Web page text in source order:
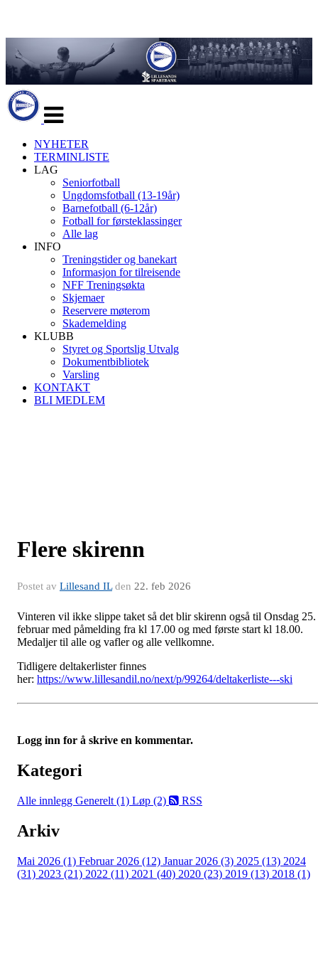
navigasjon
NYHETER
TERMINLISTE
LAG
Seniorfotball
Ungdomsfotball (13-19år)
Barnefotball (6-12år)
Fotball for førsteklassinger
Alle lag
INFO
Treningstider og banekart
Informasjon for tilreisende
NFF Treningsøkta
Skjemaer
Reservere møterom
Skademelding
KLUBB
Styret og Sportslig Utvalg
Dokumentbibliotek
Varsling
KONTAKT
BLI MEDLEM
Flere skirenn
Postet av Lillesand ILden 22. feb 2026
Vinteren vil ikke slippe taket så det blir skirenn også til Onsdag 25.
februar med påmelding fra kl 17.00 og med første start kl 18.00.
Medaljer til alle og vafler og alle vellkomne.
Tidligere deltakerlister finnes
her: https://www.lillesandil.no/next/p/99264/deltakerliste---ski
Logg inn for å skrive en kommentar.
Kategori
Alle innlegg Generelt (1) Løp (2) RSS
Arkiv
Mai 2026 (1) Februar 2026 (12) Januar 2026 (3) 2025 (13) 2024
(31) 2023 (21) 2022 (11) 2021 (40) 2020 (23) 2019 (13) 2018 (1)